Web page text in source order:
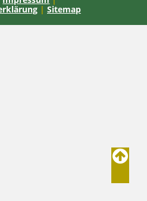
| Sitemap